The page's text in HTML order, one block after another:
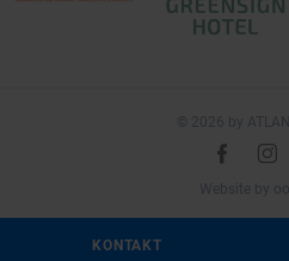
© 2026 by
l é
Website by
KONTAKT